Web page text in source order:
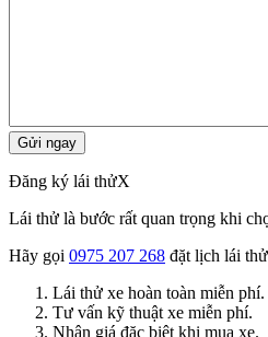
Đăng ký lái thửX
Lái thử là bước rất quan trọng khi
Hãy gọi 0975 207 268 đặt lịch lái
Lái thử xe hoàn toàn miễn phí.
Tư vấn kỹ thuật xe miễn phí.
Nhận giá đặc biệt khi mua xe.